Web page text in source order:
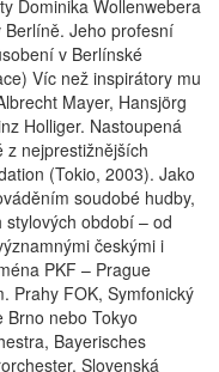
Dominika Wollenwebera
Berlíně. Jeho profesní
v Berlínské
Víc než inspirátory mu
Mayer, Hansjörg
Holliger. Nastoupená
z nejprestižnějších
(Tokio, 2003). Jako
soudobé hudby,
období – od
českými i
PKF – Prague
Prahy FOK, Symfonický
nebo Tokyo
Bayerisches
Slovenská